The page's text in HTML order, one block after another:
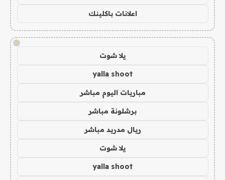
اعلانات باكلينك
!
يلا شوت
yalla shoot
مباريات اليوم مباشر
برشلونة مباشر
ريال مدريد مباشر
يلا شوت
yalla shoot